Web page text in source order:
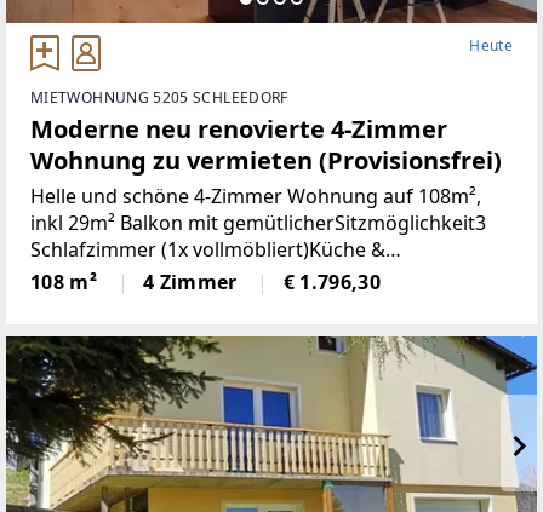
Heute
MIETWOHNUNG 5205 SCHLEEDORF
Moderne neu renovierte 4-Zimmer
Wohnung zu vermieten (Provisionsfrei)
Helle und schöne 4-Zimmer Wohnung auf 108m²,
inkl 29m² Balkon mit gemütlicherSitzmöglichkeit3
Schlafzimmer (1x vollmöbliert)Küche &
Wohnbereich (Küche mit Steinplatte und
hochwertigen Geräten)Badezimmer (neu)WC (neu)2
108 m² 4 Zimmer € 1.796,30